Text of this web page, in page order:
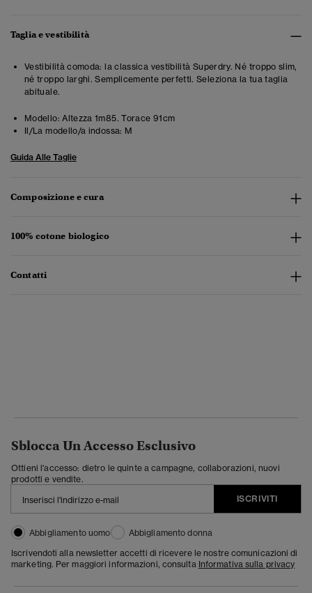
Taglia e vestibilità
Vestibilità comoda: la classica vestibilità Superdry. Né troppo slim,
né troppo larghi. Semplicemente perfetti. Seleziona la tua taglia
abituale.
Modello: Altezza 1m85. Torace 91cm
Il/La modello/a indossa: M
Guida Alle Taglie
Composizione e cura
100% cotone biologico
Contatti
Sblocca Un Accesso Esclusivo
Ottieni l'accesso: dietro le quinte a campagne, collaborazioni, nuovi
prodotti e vendite.
ISCRIVITI
Abbigliamento uomo
Abbigliamento donna
Iscrivendoti alla newsletter accetti di ricevere le nostre comunicazioni di
marketing. Per maggiori informazioni, consulta Informativa sulla privacy